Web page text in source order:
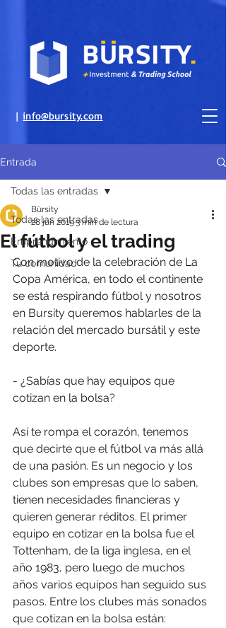
|info@bursity.com
Entrada
Todas las entradas
Emprendimiento
Tu comunidad
Todas las entradas
El fútbol y el trading
Bürsity
28 jun 20193 min de lectura
Con motivo de la celebración de La
Copa América, en todo el continente
se está respirando fútbol y nosotros
en Bursity queremos hablarles de la
relación del mercado bursátil y este
deporte.
- ¿Sabías que hay equipos que
cotizan en la bolsa?
Así te rompa el corazón, tenemos
que decirte que el fútbol va más allá
de una pasión. Es un negocio y los
clubes son empresas que lo saben,
tienen necesidades financieras y
quieren generar réditos. El primer
equipo en cotizar en la bolsa fue el
Tottenham, de la liga inglesa, en el
año 1983, pero luego de muchos
años varios equipos han seguido sus
pasos. Entre los clubes más sonados
que cotizan en la bolsa están: